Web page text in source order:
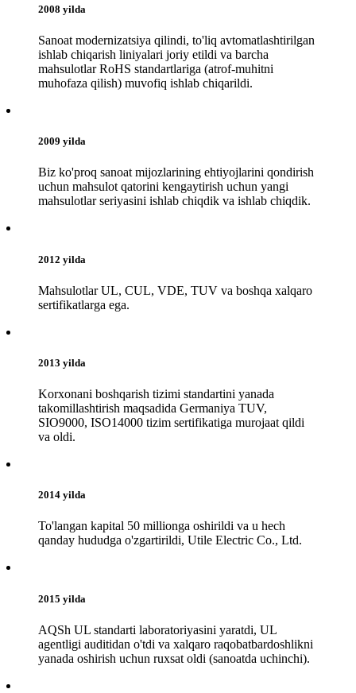
2008 yilda
Sanoat modernizatsiya qilindi, to'liq avtomatlashtirilgan
ishlab chiqarish liniyalari joriy etildi va barcha
mahsulotlar RoHS standartlariga (atrof-muhitni
muhofaza qilish) muvofiq ishlab chiqarildi.
2009 yilda
Biz ko'proq sanoat mijozlarining ehtiyojlarini qondirish
uchun mahsulot qatorini kengaytirish uchun yangi
mahsulotlar seriyasini ishlab chiqdik va ishlab chiqdik.
2012 yilda
Mahsulotlar UL, CUL, VDE, TUV va boshqa xalqaro
sertifikatlarga ega.
2013 yilda
Korxonani boshqarish tizimi standartini yanada
takomillashtirish maqsadida Germaniya TUV,
SIO9000, ISO14000 tizim sertifikatiga murojaat qildi
va oldi.
2014 yilda
To'langan kapital 50 millionga oshirildi va u hech
qanday hududga o'zgartirildi, Utile Electric Co., Ltd.
2015 yilda
AQSh UL standarti laboratoriyasini yaratdi, UL
agentligi auditidan o'tdi va xalqaro raqobatbardoshlikni
yanada oshirish uchun ruxsat oldi (sanoatda uchinchi).